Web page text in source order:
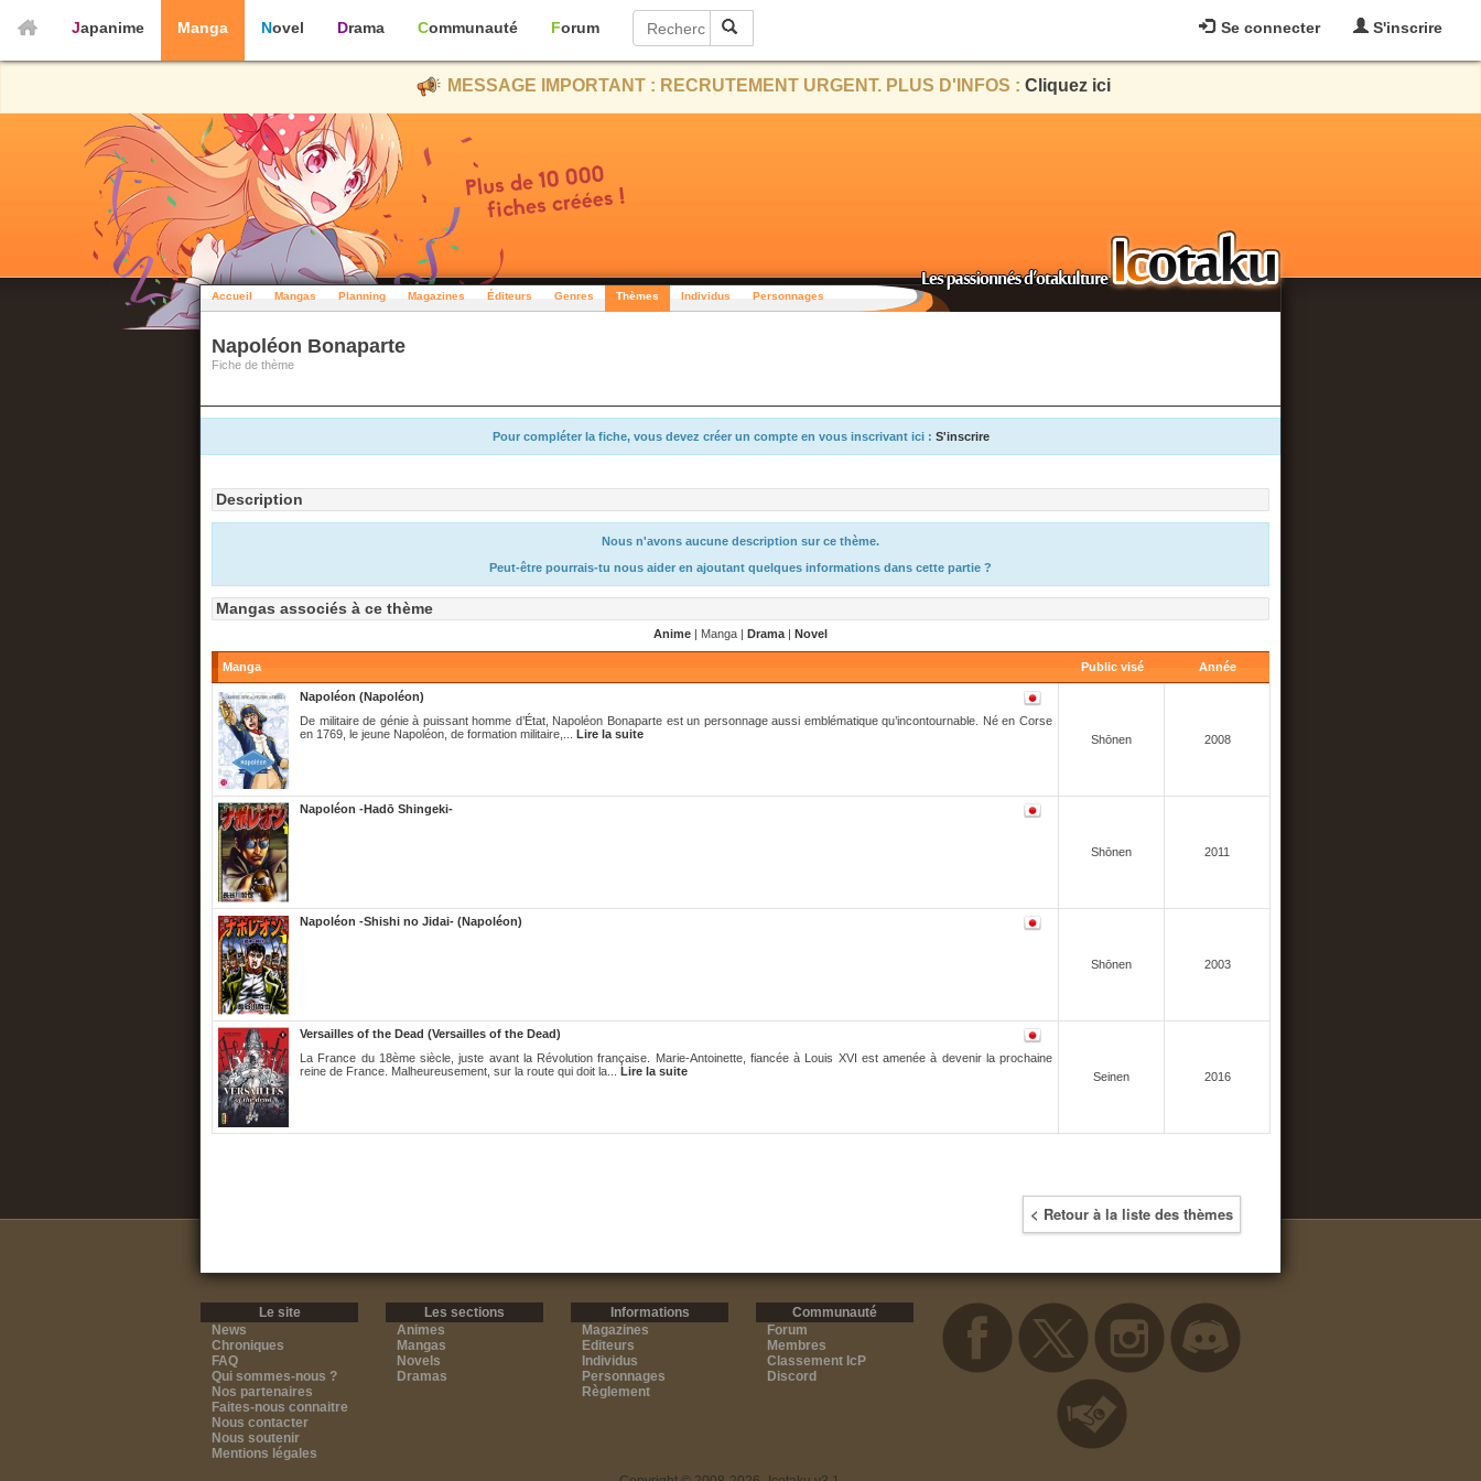
Se connecter S'inscrire
Japanime Manga Novel Drama Communauté Forum
MESSAGE IMPORTANT : RECRUTEMENT URGENT. PLUS D'INFOS : Cliquez ici
Accueil Mangas Planning Magazines Éditeurs Genres Thèmes Individus Personnages
Napoléon Bonaparte
Fiche de thème
Pour compléter la fiche, vous devez créer un compte en vous inscrivant ici : S'inscrire
Description
Nous n'avons aucune description sur ce thème.
Peut-être pourrais-tu nous aider en ajoutant quelques informations dans cette partie ?
Mangas associés à ce thème
Anime | Manga | Drama | Novel
Manga Public visé Année
Napoléon (Napoléon)
De militaire de génie à puissant homme d’État, Napoléon Bonaparte est un personnage aussi emblématique qu’incontournable. Né en Corse
en 1769, le jeune Napoléon, de formation militaire,... Lire la suite Shōnen 2008
Napoléon -Hadō Shingeki-
Shōnen 2011
Napoléon -Shishi no Jidai- (Napoléon)
Shōnen 2003
Versailles of the Dead (Versailles of the Dead)
La France du 18ème siècle, juste avant la Révolution française. Marie-Antoinette, fiancée à Louis XVI est amenée à devenir la prochaine
reine de France. Malheureusement, sur la route qui doit la... Lire la suite Seinen 2016
< Retour à la liste des thèmes
Le site
News
Chroniques
FAQ
Qui sommes-nous ?
Nos partenaires
Faites-nous connaitre
Nous contacter
Nous soutenir
Mentions légales
Les sections
Animes
Mangas
Novels
Dramas
Informations
Magazines
Editeurs
Individus
Personnages
Règlement
Communauté
Forum
Membres
Classement IcP
Discord